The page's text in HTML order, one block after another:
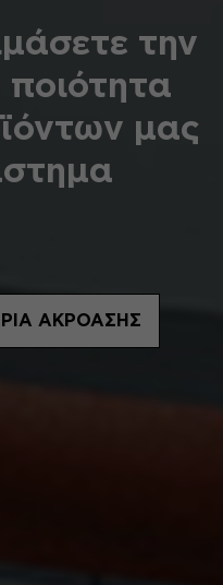
την
μας
ΑΚΡΌΑΣΗΣ